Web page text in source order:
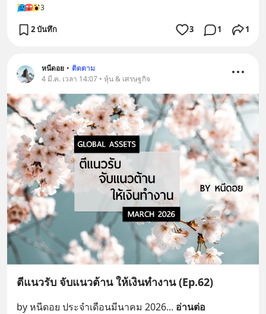
3
2 บันทึก 3 1 1
หนีดอย • ติดตาม
4 มี.ค. เวลา 14:07 • หุ้น & เศรษฐกิจ
ตีแนวรับ จับแนวต้าน ให้เงินทำงาน (Ep.62)
by หนีดอย ประจำเดือนมีนาคม 2026... อ่านต่อ